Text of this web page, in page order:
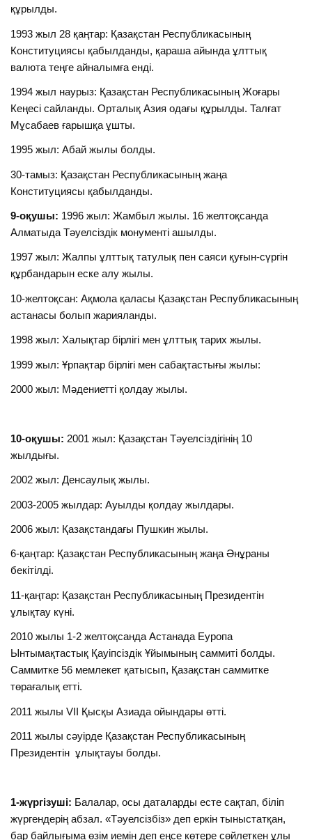
құрылды.
1993 жыл 28 қаңтар: Қазақстан Республикасының
Конституциясы қабылданды, қараша айында ұлттық
валюта теңге айналымға енді.
1994 жыл наурыз: Қазақстан Республикасының Жоғары
Кеңесі сайланды. Орталық Азия одағы құрылды. Талғат
Мұсабаев ғарышқа ұшты.
1995 жыл: Абай жылы болды.
30-тамыз: Қазақстан Республикасының жаңа
Конституциясы қабылданды.
9-оқушы: 1996 жыл: Жамбыл жылы. 16 желтоқсанда
Алматыда Тәуелсіздік монументі ашылды.
1997 жыл: Жалпы ұлттық татулық пен саяси қуғын-сүргін
құрбандарын еске алу жылы.
10-желтоқсан: Ақмола қаласы Қазақстан Республикасының
астанасы болып жарияланды.
1998 жыл: Халықтар бірлігі мен ұлттық тарих жылы.
1999 жыл: Ұрпақтар бірлігі мен сабақтастығы жылы:
2000 жыл: Мәдениетті қолдау жылы.
10-оқушы: 2001 жыл: Қазақстан Тәуелсіздігінің 10
жылдығы.
2002 жыл: Денсаулық жылы.
2003-2005 жылдар: Ауылды қолдау жылдары.
2006 жыл: Қазақстандағы Пушкин жылы.
6-қаңтар: Қазақстан Республикасының жаңа Әнұраны
бекітілді.
11-қаңтар: Қазақстан Республикасының Президентін
ұлықтау күні.
2010 жылы 1-2 желтоқсанда Астанада Еуропа
Ынтымақтастық Қауіпсіздік Ұйымының саммиті болды.
Саммитке 56 мемлекет қатысып, Қазақстан саммитке
төрағалық етті.
2011 жылы VII Қысқы Азиада ойындары өтті.
2011 жылы сәуірде Қазақстан Республикасының
Президентін ұлықтауы болды.
1-жүргізуші: Балалар, осы даталарды есте сақтап, біліп
жүргендерің абзал. «Тәуелсізбіз» деп еркін тыныстатқан,
бар байлығыма өзім иемін деп еңсе көтере сөйлеткен ұлы